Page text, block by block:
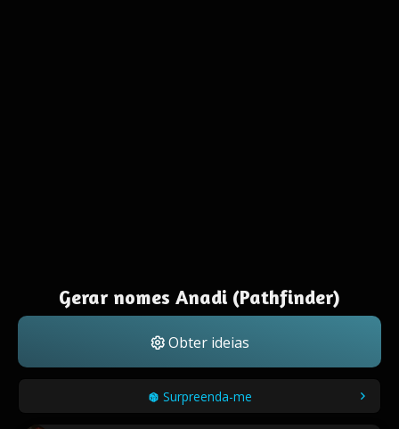
Gerar nomes Anadi (Pathfinder)
Obter ideias
Surpreenda-me